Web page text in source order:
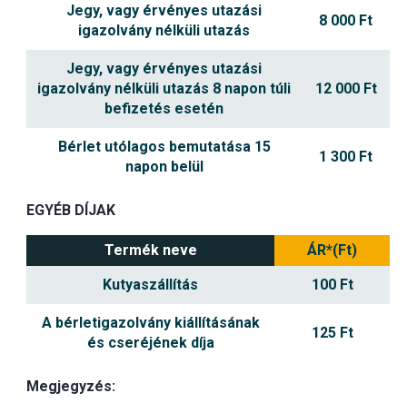
Jegy, vagy érvényes utazási
igazolvány nélküli utazás
8 000 Ft
Jegy, vagy érvényes utazási
igazolvány nélküli utazás 8 napon túli
befizetés esetén
12 000 Ft
Bérlet utólagos bemutatása 15
napon belül
1 300 Ft
EGYÉB DÍJAK
Termék neve
ÁR*(Ft)
Kutyaszállítás
100 Ft
A bérletigazolvány kiállításának
és cseréjének díja
125 Ft
Megjegyzés: